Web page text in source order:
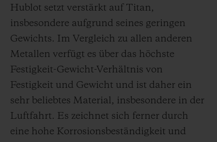
Hublot setzt verstärkt auf Titan,
insbesondere aufgrund seines geringen
Gewichts. Im Vergleich zu allen anderen
Metallen verfügt es über das höchste
Festigkeit-Gewicht-Verhältnis von
Festigkeit und Gewicht und ist daher ein
sehr beliebtes Material, insbesondere in der
Luftfahrt. Es zeichnet sich ferner durch
eine hohe Korrosionsbeständigkeit und